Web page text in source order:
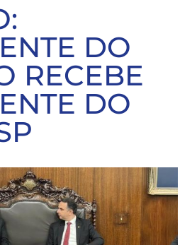
DO
RECEBE
DO